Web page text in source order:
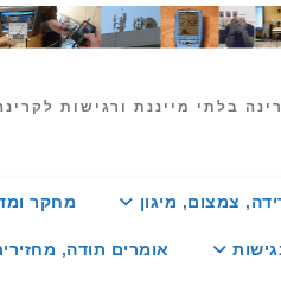
בלתי מייננת ורגישות
צמצום, מיגון מחקר
אומרים תודה,